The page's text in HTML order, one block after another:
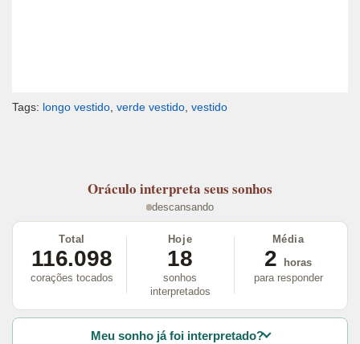
Tags: longo vestido verde vestido vestido
Oráculo interpreta seus sonhos
descansando
Total
116.098
corações tocados
Hoje
18
sonhos
interpretados
Média
2
horas
para responder
Meu sonho já foi interpretado?